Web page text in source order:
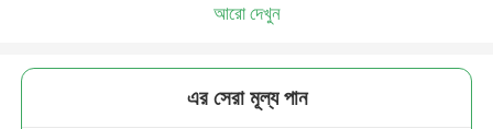
আরো দেখুন
এর সেরা মূল্য পান